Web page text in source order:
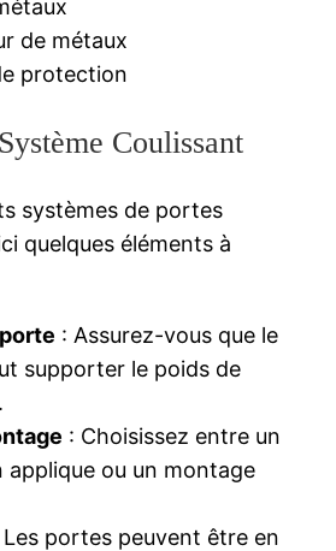
de métaux
protection
Coulissant
systèmes de portes
quelques éléments à
: Assurez-vous que le
supporter le poids de
: Choisissez entre un
applique ou un montage
portes peuvent être en